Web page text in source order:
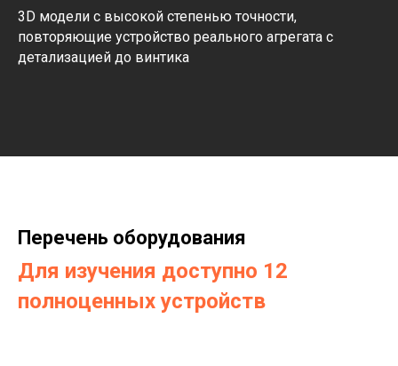
3D модели с высокой степенью точности,
повторяющие устройство реального агрегата с
детализацией до винтика
Перечень оборудования
Для изучения доступно 12
полноценных устройств